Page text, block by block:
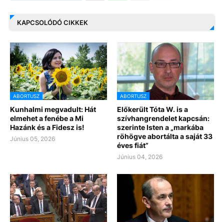
KAPCSOLÓDÓ CIKKEK
ABORTUSZ
Kunhalmi megvadult: Hát
elmehet a fenébe a Mi
Hazánk és a Fidesz is!
Június 05, 2026
ABORTUSZ
Előkerült Tóta W. is a
szívhangrendelet kapcsán:
szerinte Isten a „markába
röhögve abortálta a saját 33
éves fiát”
Június 04, 2026